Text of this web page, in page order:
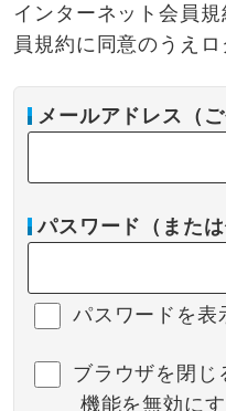
インターネット会員
員規約に同意のうえロ
メールアドレス（
パスワード（または
パスワードを表
ブラウザを閉じ
機能を無効に